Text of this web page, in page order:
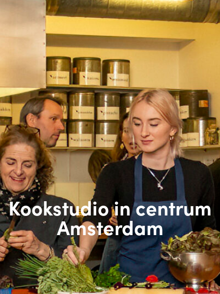
Kookstudio in centrum
Amsterdam